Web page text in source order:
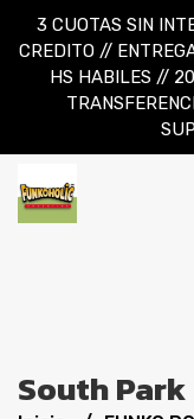
3 CUOTAS SIN
CREDITO //
HS HABILES //
South Park